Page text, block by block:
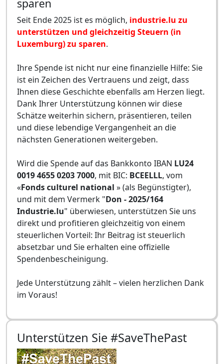
sparen
Seit Ende 2025 ist es möglich, industrie.lu zu
unterstützen und gleichzeitig Steuern (in
Luxemburg) zu sparen.
Ihre Spende ist nicht nur eine finanzielle Hilfe: Sie
ist ein Zeichen des Vertrauens und zeigt, dass
Ihnen diese Geschichte ebenfalls am Herzen liegt.
Dank Ihrer Unterstützung können wir diese
Schätze weiterhin sichern, präsentieren, teilen
und diese lebendige Vergangenheit an die
nächsten Generationen weitergeben.
Wird die Spende auf das Bankkonto IBAN LU24
0019 4655 0203 7000, mit BIC: BCEELLL, vom
«Fonds culturel national » (als Begünstigter),
und mit dem Vermerk "Don - 2025/164
Industrie.lu" überwiesen, unterstützen Sie uns
direkt und profitieren gleichzeitig von einem
steuerlichen Vorteil: Ihr Beitrag ist steuerlich
absetzbar und Sie erhalten eine offizielle
Spendenbescheinigung.
Jede Unterstützung zählt – vielen herzlichen Dank
im Voraus!
Unterstützen Sie #SaveThePast